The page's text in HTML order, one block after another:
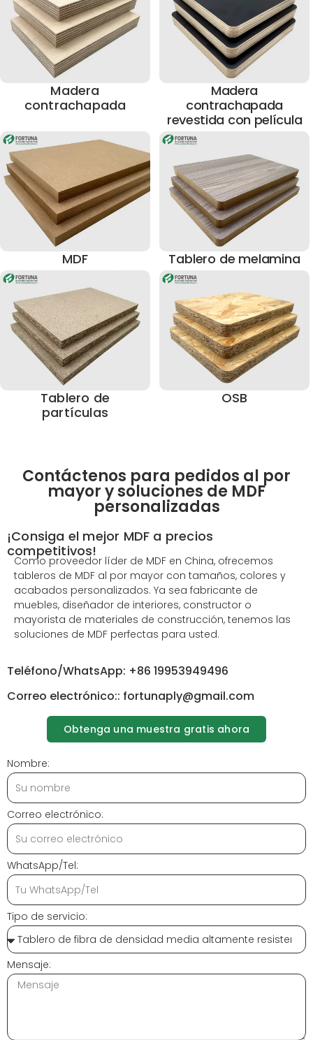
Madera
contrachapada
Madera
contrachapada
revestida con película
MDF Tablero de melamina
Tablero de
partículas
OSB
Contáctenos para pedidos al por
mayor y soluciones de MDF
personalizadas
¡Consiga el mejor MDF a precios
competitivos!
Como proveedor líder de MDF en China, ofrecemos
tableros de MDF al por mayor con tamaños, colores y
acabados personalizados. Ya sea fabricante de
muebles, diseñador de interiores, constructor o
mayorista de materiales de construcción, tenemos las
soluciones de MDF perfectas para usted.
Teléfono/WhatsApp: +86 19953949496
Correo electrónico:: fortunaply@gmail.com
Obtenga una muestra gratis ahora
Nombre:
Correo electrónico:
WhatsApp/Tel:
Tipo de servicio:
Mensaje: